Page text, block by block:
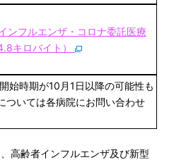
ンフルエンザ・コロナ委託医療
キロバイト）
始時期が10月1日以降の可能性も
ついては各病院にお問い合わせ
高齢者インフルエンザ及び新型